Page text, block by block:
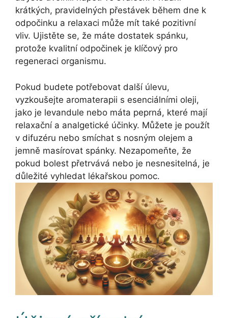
krátkých, pravidelných přestávek během dne k
odpočinku a relaxaci může mít také pozitivní
vliv. Ujistěte se, že máte dostatek spánku,
protože kvalitní odpočinek je klíčový pro
regeneraci organismu.
Pokud budete potřebovat další úlevu,
vyzkoušejte aromaterapii s esenciálními oleji,
jako je levandule nebo máta peprná, které mají
relaxační a analgetické účinky. Můžete je použít
v difuzéru nebo smíchat s nosným olejem a
jemně masírovat spánky. Nezapomeňte, že
pokud bolest přetrvává nebo je nesnesitelná, je
důležité vyhledat lékařskou pomoc.